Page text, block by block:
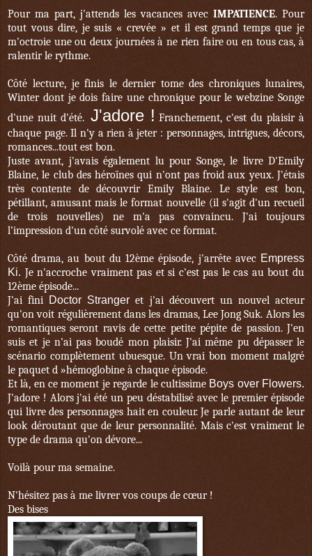
Pour ma part, j'attends les vacances avec IMPATIENCE. Pour
tout vous dire, je suis « crevée » et il est grand temps que je
m'octroie une ou deux journées à ne rien faire ou en tous cas, à
ralentir le rythme.
Côté lecture, je finis le dernier tome des chroniques lunaires,
Winter dont je dois faire une chronique pour le webzine Songe
d'une nuit d'été.J'adore ! Franchement, c'est du plaisir à
chaque page. Il n'y a rien à jeter : personnages, intrigues, décors,
romances...tout est bon.
Juste avant, j'avais également lu pour Songe, le livre D'Emily
Blaine, le club des héroïnes qui n'ont pas froid aux yeux. J'étais
très contente de découvrir Emily Blaine. Le style est bon,
pétillant, amusant mais le format nouvelle (il s'agit d'un recueil
de trois nouvelles) ne m'a pas convaincu. J'ai toujours
l’impression d'un côté survolé avec ce format.
Côté drama, au bout du 12ème épisode, j'arrête avecEmpress
Ki. Je n'accroche vraiment pas et si c'est pas le cas au bout du
12ème épisode...
J'ai fini Doctor Strangeret j'ai découvert un nouvel acteur
qu'on voit régulièrement dans les dramas, Lee Jong Suk. Alors les
romantiques seront ravis de cette petite pépite de passion. J'en
suis et je n'ai pas boudé mon plaisir. J'ai même pu dépasser le
scénario complètement ubuesque. Un vrai bon moment malgré
le paquet d »hémoglobine à chaque épisode.
Et là, en ce moment je regarde le cultissime Boys over Flowers.
J'adore ! Alors j'ai été un peu déstabilisé avec le premier épisode
qui livre des personnages hait en couleur. Je parle autant de leur
look déroutant que de leur personnalité. Mais c'est vraiment le
type de drama qu'on dévore...
Voilà pour ma semaine.
N'hésitez pas à me livrer vos coups de cœur !
Des bises